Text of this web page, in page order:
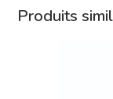
Produits